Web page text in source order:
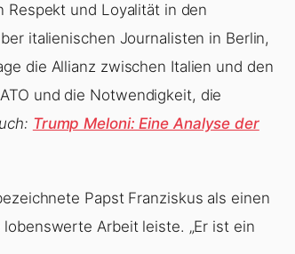
und Loyalität in den
italienischen Journalisten in Berlin,
die Allianz zwischen Italien und den
und die Notwendigkeit, die
Trump Meloni: Eine Analyse der
Papst Franziskus als einen
Arbeit leiste. „Er ist ein